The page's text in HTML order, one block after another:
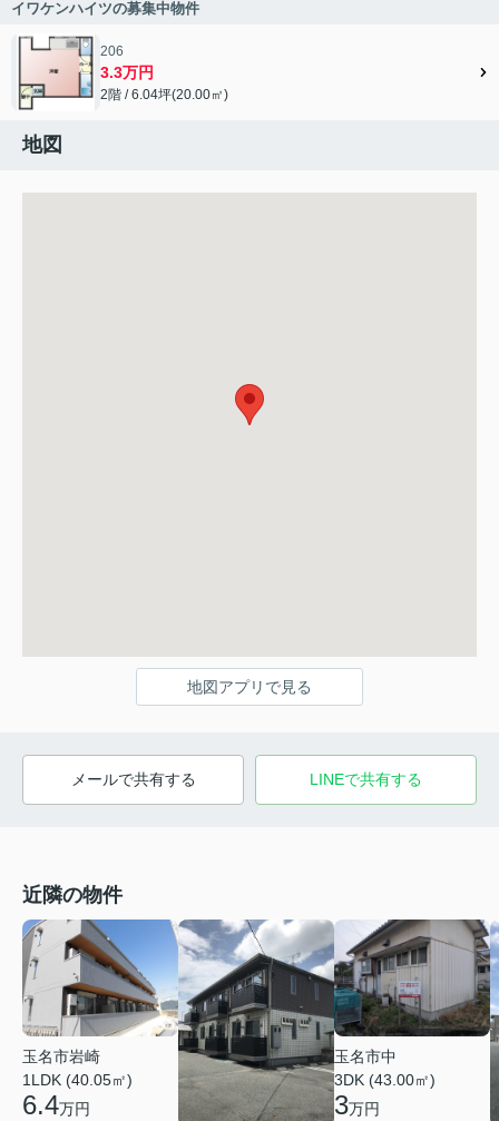
イワケンハイツの募集中物件
206
3.3万円
2階 / 6.04坪(20.00㎡)
地図
地図アプリで見る
メールで共有する LINEで共有する
近隣の物件
玉名市岩崎
1LDK (40.05㎡)
6.4万円
玉名市中
3DK (43.00㎡)
3万円